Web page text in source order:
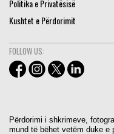
Politika e Privatësisë
Kushtet e Përdorimit
FOLLOW US:
Përdorimi i shkrimeve,
mund të bëhet vetëm duke e